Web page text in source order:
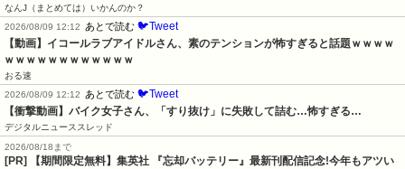
なんJ（まとめては）いかんのか？
2026/08/09 12:12
あとで読む 🐦Tweet
【動画】イコールラブアイドルさん、素のテンションが怖すぎると話題ｗｗｗｗ
ｗｗｗｗｗｗｗｗｗｗｗｗ
おる速
2026/08/09 12:12
あとで読む 🐦Tweet
【衝撃動画】バイク女子さん、「すり抜け」に失敗して詰む…怖すぎる…
デジタルニューススレッド
2026/08/18まで
[PR] 【期間限定無料】集英社 『忘却バッテリー』最新刊配信記念!今年もアツい